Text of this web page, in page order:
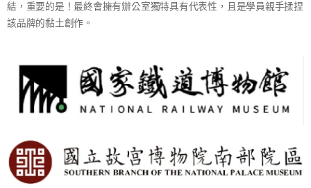
結，重要的是！最終會擁有辦公室獨特具有代表性，且是學員親手揉捏
該品牌的黏土創作。